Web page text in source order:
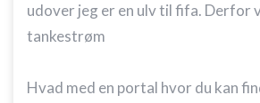
udover jeg er en ulv til fifa. Derfor
tankestrøm
Hvad med en portal hvor du kan